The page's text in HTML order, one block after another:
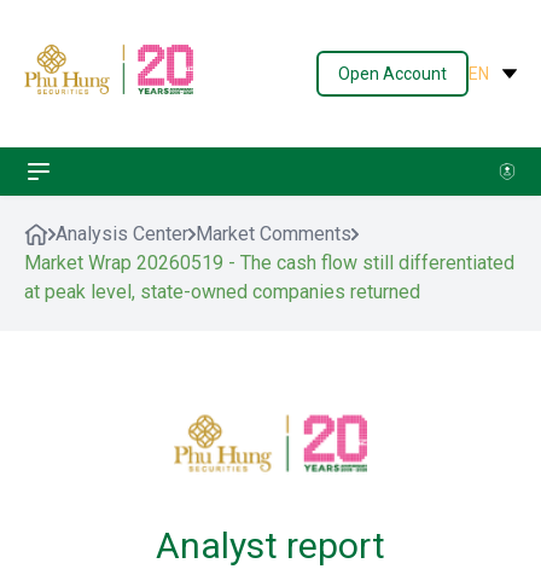
Open Account EN
Analysis Center Market Comments
Market Wrap 20260519 - The cash flow still differentiated
at peak level, state-owned companies returned
Analyst report